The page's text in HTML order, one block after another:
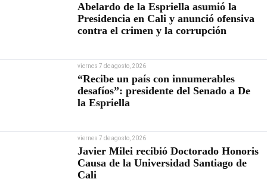
Abelardo de la Espriella asumió la
Presidencia en Cali y anunció ofensiva
contra el crimen y la corrupción
viernes 7 de agosto, 2026
“Recibe un país con innumerables
desafíos”: presidente del Senado a De
la Espriella
viernes 7 de agosto, 2026
Javier Milei recibió Doctorado Honoris
Causa de la Universidad Santiago de
Cali